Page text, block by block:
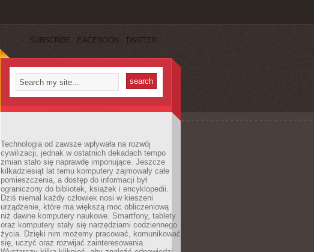
SUBSCRIBE FACEBOOK TWITTER
Technologia od zawsze wpływała na rozwój
cywilizacji, jednak w ostatnich dekadach tempo
zmian stało się naprawdę imponujące. Jeszcze
kilkadziesiąt lat temu komputery zajmowały całe
pomieszczenia, a dostęp do informacji był
ograniczony do bibliotek, książek i encyklopedii.
Dziś niemal każdy człowiek nosi w kieszeni
urządzenie, które ma większą moc obliczeniową
niż dawne komputery naukowe. Smartfony, tablety
oraz komputery stały się narzędziami codziennego
życia. Dzięki nim możemy pracować, komunikować
się, uczyć oraz rozwijać zainteresowania.